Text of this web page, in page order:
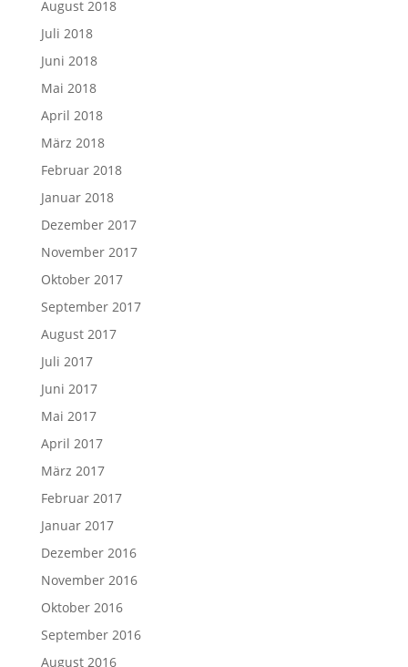
August 2018
Juli 2018
Juni 2018
Mai 2018
April 2018
März 2018
Februar 2018
Januar 2018
Dezember 2017
November 2017
Oktober 2017
September 2017
August 2017
Juli 2017
Juni 2017
Mai 2017
April 2017
März 2017
Februar 2017
Januar 2017
Dezember 2016
November 2016
Oktober 2016
September 2016
August 2016